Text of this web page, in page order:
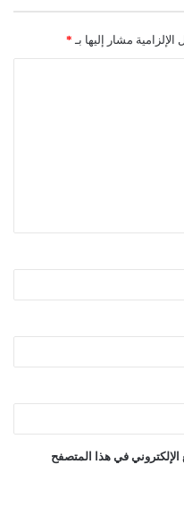
الإلزامية مشار إليها بـ *
في هذا المتصفح